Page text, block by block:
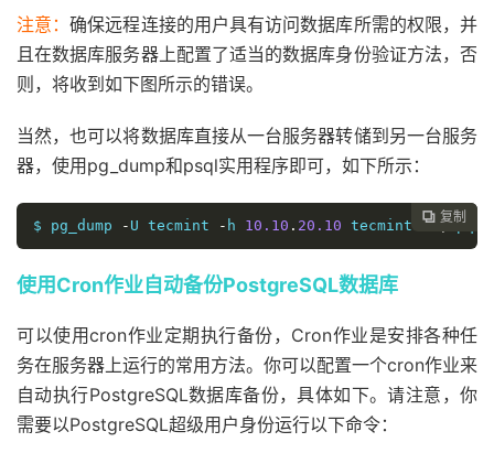
注意：确保远程连接的用户具有访问数据库所需的权限，并
且在数据库服务器上配置了适当的数据库身份验证方法，否
则，将收到如下图所示的错误。
当然，也可以将数据库直接从一台服务器转储到另一台服务
器，使用pg_dump和psql实用程序即可，如下所示：
 复制
$ pg_dump - U tecmint - h 10.10 . 20.10 tecmintdb |
使用Cron作业自动备份PostgreSQL数据库
可以使用cron作业定期执行备份，Cron作业是安排各种任
务在服务器上运行的常用方法。你可以配置一个cron作业来
自动执行PostgreSQL数据库备份，具体如下。请注意，你
需要以PostgreSQL超级用户身份运行以下命令：